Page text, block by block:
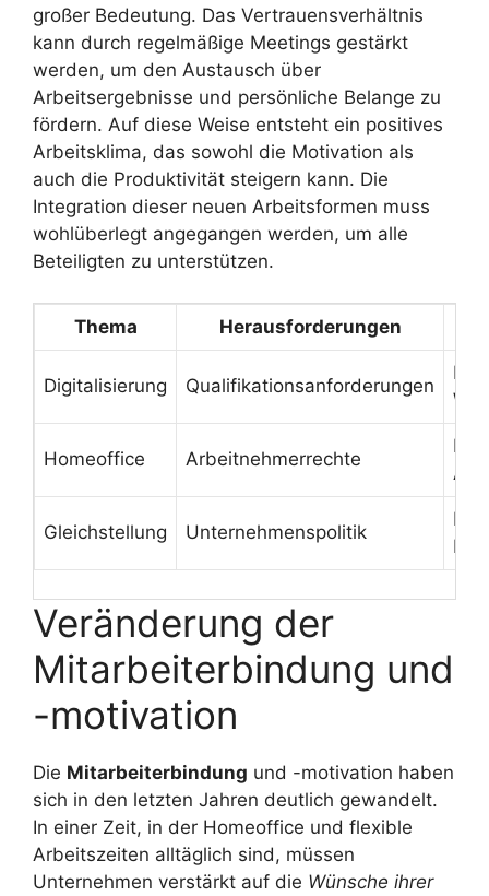
großer Bedeutung. Das Vertrauensverhältnis
kann durch regelmäßige Meetings gestärkt
werden, um den Austausch über
Arbeitsergebnisse und persönliche Belange zu
fördern. Auf diese Weise entsteht ein positives
Arbeitsklima, das sowohl die Motivation als
auch die Produktivität steigern kann. Die
Integration dieser neuen Arbeitsformen muss
wohlüberlegt angegangen werden, um alle
Beteiligten zu unterstützen.
Thema Herausforderungen
Digitalisierung Qualifikationsanforderungen
Homeoffice Arbeitnehmerrechte
Gleichstellung Unternehmenspolitik
Veränderung der
Mitarbeiterbindung und
-motivation
Die Mitarbeiterbindung und -motivation haben
sich in den letzten Jahren deutlich gewandelt.
In einer Zeit, in der Homeoffice und flexible
Arbeitszeiten alltäglich sind, müssen
Unternehmen verstärkt auf die Wünsche ihrer